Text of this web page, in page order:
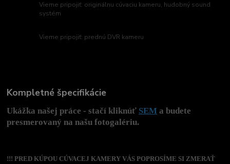
Vieme pripojiť: originálnu cúvaciu kameru, hudobný sound
systém
Vieme pripojiť: prednú DVR kameru
Kompletné špecifikácie
Ukážka našej práce - stačí kliknúť SEM a budete
presmerovaný na našu fotogalériu.
!!! PRED KÚPOU CÚVACEJ KAMERY VÁS POPROSÍME SI ZMERAŤ